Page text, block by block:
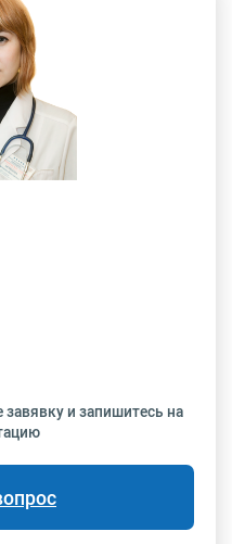
и запишитесь на